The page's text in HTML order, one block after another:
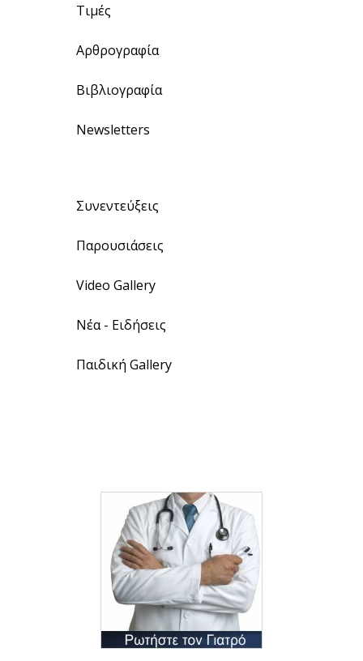
Τιμές
Αρθρογραφία
Βιβλιογραφία
Newsletters
Συνεντεύξεις
Παρουσιάσεις
Video Gallery
Νέα - Ειδήσεις
Παιδική Gallery